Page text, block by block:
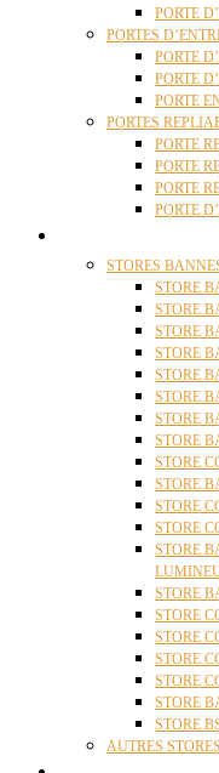
PORTE
PORTES
PORTE
PORTE
PORTE
PORTES
PORTE
PORTE
PORTE
PORTE
STORES
STORE
STORE
STORE
STORE
STORE
STORE
STORE
STORE
STORE
STORE
STORE
STORE
STORE
STORE
STORE
STORE
STORE
STORE
STORE
STORE
AUTRES STORES